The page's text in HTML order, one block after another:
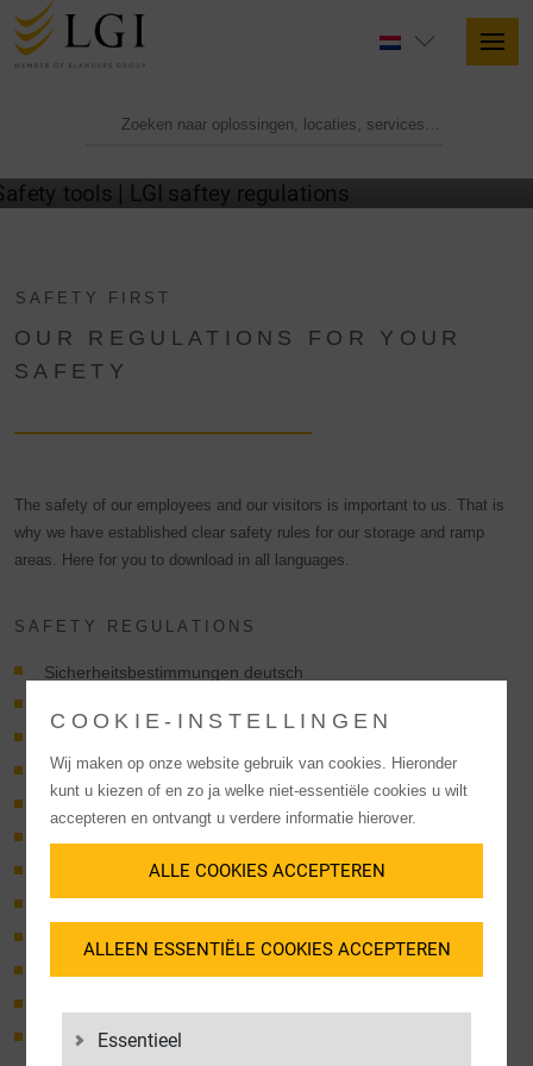
SAFETY FIRST
OUR REGULATIONS FOR YOUR
SAFETY
The safety of our employees and our visitors is important to us. That is
why we have established clear safety rules for our storage and ramp
areas. Here for you to download in all languages.
SAFETY REGULATIONS
Sicherheitsbestimmungen deutsch
Norme di sicurezza italiane
Przepisy bezpieczeństwa polskie
Правила техники безопасности на русском языке
Normas de seguridad en español
Biztonsági előírások magyar
COOKIE-INSTELLINGEN
Wij maken op onze website gebruik van cookies. Hieronder
kunt u kiezen of en zo ja welke niet-essentiële cookies u wilt
accepteren en ontvangt u verdere informatie hierover.
ALLE COOKIES ACCEPTEREN
ALLEEN ESSENTIËLE COOKIES ACCEPTEREN
Essentieel